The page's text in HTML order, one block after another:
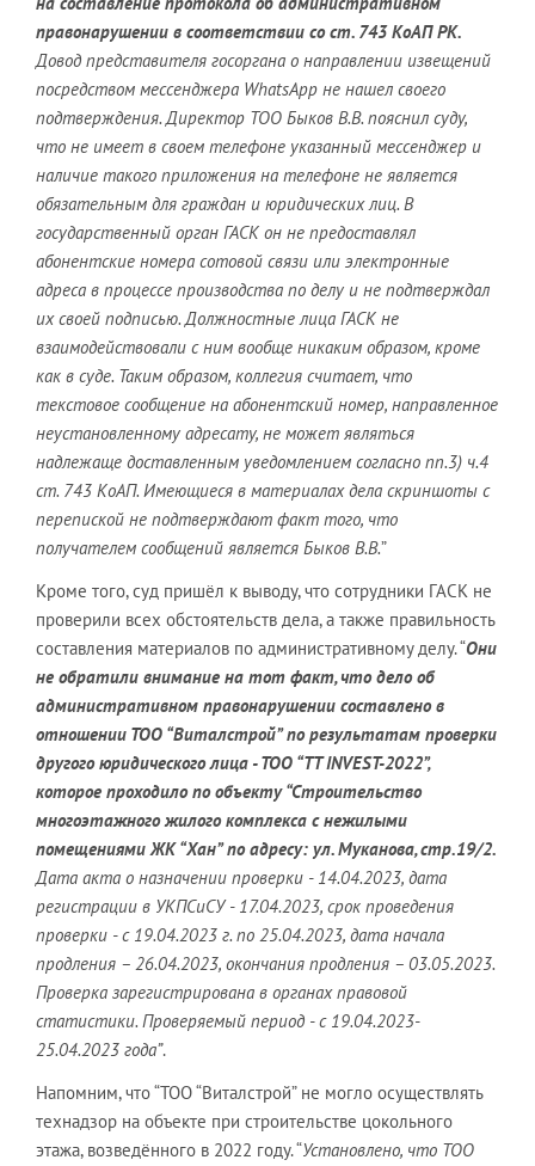
правонарушении в соответствии со ст. 743 КоАП РК.
Довод представителя госоргана о направлении извещений
посредством мессенджера WhatsApp не нашел своего
подтверждения. Директор ТОО Быков В.В. пояснил суду,
что не имеет в своем телефоне указанный мессенджер и
наличие такого приложения на телефоне не является
обязательным для граждан и юридических лиц. В
государственный орган ГАСК он не предоставлял
абонентские номера сотовой связи или электронные
адреса в процессе производства по делу и не подтверждал
их своей подписью. Должностные лица ГАСК не
взаимодействовали с ним вообще никаким образом, кроме
как в суде. Таким образом, коллегия считает, что
текстовое сообщение на абонентский номер, направленное
неустановленному адресату, не может являться
надлежаще доставленным уведомлением согласно пп.3) ч.4
ст. 743 КоАП. Имеющиеся в материалах дела скриншоты с
перепиской не подтверждают факт того, что
получателем сообщений является Быков В.В.”
Кроме того, суд пришёл к выводу, что сотрудники ГАСК не
проверили всех обстоятельств дела, а также правильность
составления материалов по административному делу. “Они
не обратили внимание на тот факт, что дело об
административном правонарушении составлено в
отношении ТОО “Виталстрой” по результатам проверки
другого юридического лица - ТОО “TT INVEST-2022”,
которое проходило по объекту “Строительство
многоэтажного жилого комплекса с нежилыми
помещениями ЖК “Хан” по адресу: ул. Муканова, стр.19/2.
Дата акта о назначении проверки - 14.04.2023, дата
регистрации в УКПСиСУ - 17.04.2023, срок проведения
проверки - с 19.04.2023 г. по 25.04.2023, дата начала
продления – 26.04.2023, окончания продления – 03.05.2023.
Проверка зарегистрирована в органах правовой
статистики. Проверяемый период - с 19.04.2023-
25.04.2023 года”.
Напомним, что “ТОО “Виталстрой” не могло осуществлять
технадзор на объекте при строительстве цокольного
этажа, возведённого в 2022 году. “Установлено, что ТОО